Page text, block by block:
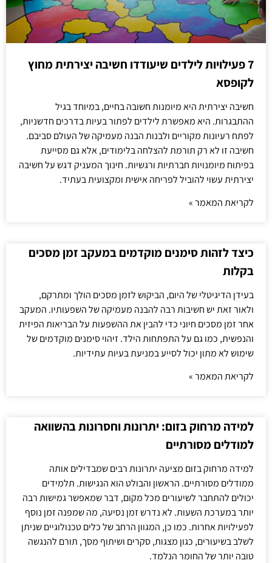
7 פעילויות לילדים שיעודדו חשיבה יצירתית מחוץ
לקופסא
חשיבה יצירתית היא מיומנות חשובה בחיים, במיוחד בגיל
ההתבגרות. היא מאפשרת לילדים לפתור בעיות בדרכים חדשניות,
לפתח רעיונות מקוריים ולבנות הבנה מעמיקה של העולם סביבם.
חשיבה זו לא רק תורמת להצלחה בלימודים, אלא גם מסייעת
בפיתוח מיומנויות חברתיות ורגשיות. חינוך המעניק דגש על חשיבה
יצירתית עשוי להוביל לפריחה אישית ומקצועית בעתיד.
לקריאת המאמר »
כיצד לזהות סימנים מוקדמים במעקב זמן מסכים
בקלות
בעידן הדיגיטלי של היום, הביקוש לזמן מסכים הולך ומתרקם,
ולאור זאת יש חשיבות רבה להבנה מעמיקה של השפעותיו. המעקב
אחר זמן מסכים חיוני כדי להבין את ההשפעות על הבריאות הפיזית
והנפשית, כמו גם על התפתחות הילד. זיהוי סימנים מוקדמים של
שימוש לא מתון יכול לסייע במניעת בעיות עתידיות.
לקריאת המאמר »
למידה מרחוק בזום: יתרונות וחסרונות בהשוואה
למודלים מסורתיים
למידה מרחוק בזום מציעה יתרונות רבים שמבדילים אותה
ממודלים מסורתיים. הראשון והבולט הוא הנגישות. תלמידים
יכולים להתחבר לשיעורים מכל מקום, דבר שמאפשר גמישות רבה
יותר במערכת השעות. לא נדרש זמן נסיעה, מה שמפנה זמן נוסף
לפעילויות אחרות. כמו כן, המגוון הרחב של כלים טכנולוגיים שניתן
לשלב בשיעורים, כגון מצגות, סקרים ושיתוף מסך, תורם להנגשה
טובה יותר של החומר הנלמד.